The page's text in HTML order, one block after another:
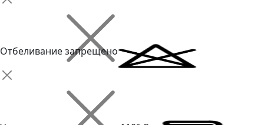
Отбеливание запрещено